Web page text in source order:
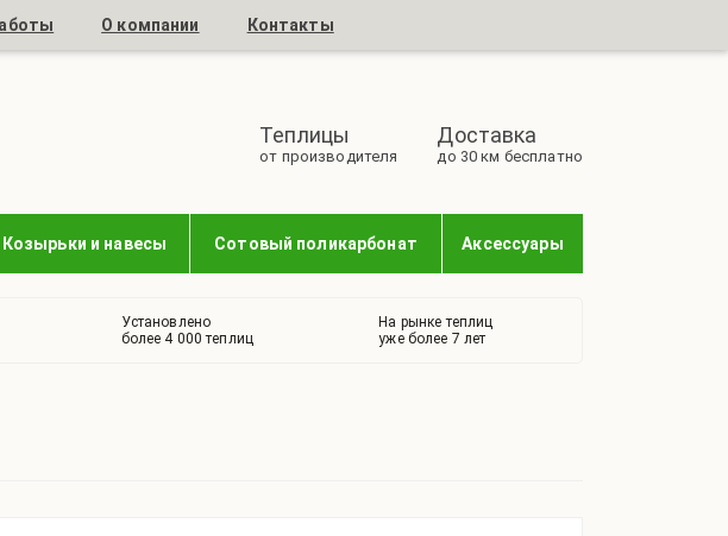
О компании Контакты
Доставка
до 30 км бесплатно
Теплицы
от производителя
Козырьки и навесы Сотовый поликарбонат Аксессуары
Установлено
более 4 000 теплиц
На рынке теплиц
уже более 7 лет